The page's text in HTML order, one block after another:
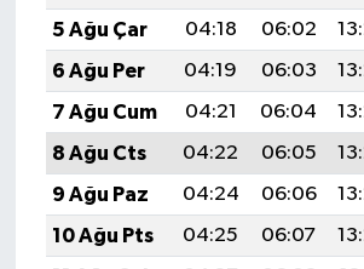
5 Ağu Çar
04:18 06:02
6 Ağu Per
04:19 06:03
7 Ağu Cum
04:21 06:04
8 Ağu Cts
04:22 06:05
9 Ağu Paz
04:24 06:06
10 Ağu Pts
04:25 06:07